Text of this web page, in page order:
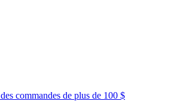
des commandes de plus de 100 $